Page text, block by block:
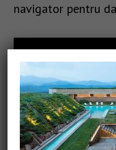
navigator pentru
CAUTARE